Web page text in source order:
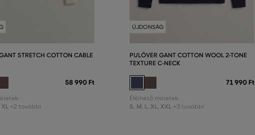
STRETCH COTTON CABLE
58 990 Ft
XL +2 további
ÚJDONSÁG
PULÓVER GANT COTTON WOOL 2-TONE
TEXTURE C-NECK
71 990 Ft
Elérhető méretek:
S, M, L, XL, XXL +3 további